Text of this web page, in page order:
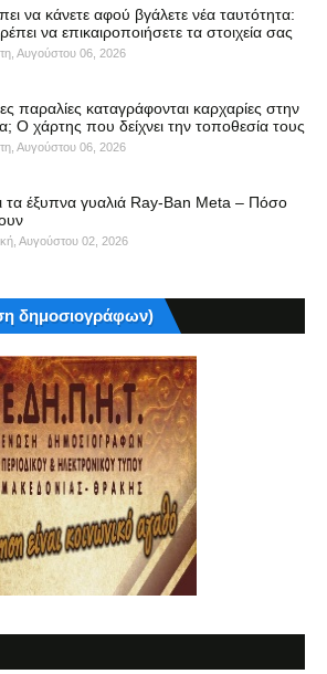
να κάνετε αφού βγάλετε νέα ταυτότητα:
να επικαιροποιήσετε τα στοιχεία σας
Αυγούστου 06, 2026
παραλίες καταγράφονται καρχαρίες στην
Ο χάρτης που δείχνει την τοποθεσία τους
Αυγούστου 06, 2026
τα έξυπνα γυαλιά Ray-Ban Meta – Πόσο
Αυγούστου 02, 2026
δημοσιογράφων)